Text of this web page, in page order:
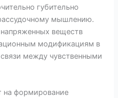
губительно
мышлению.
веществ
модификациям в
между чувственными
на формирование